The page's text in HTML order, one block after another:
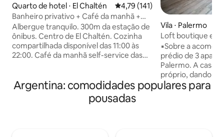
Quarto de hotel ⋅ El Chaltén 4,79 de uma avaliação média de
4,79 (141)
Banheiro privativo + Café da manhã +
Cozinha compartilhada.
Albergue tranquilo. 300m da estação de
ônibus. Centro de El Chaltén. Cozinha
compartilhada disponível das 11:00 às
22:00. Café da manhã self-service das
15h às 22h Checkout às 10h Bolsa de
armazenamento na recepção Grátis
para o dia e até 1 noite. A publicação
Vila ⋅ Palermo
Loft boutique em
▪️Sobre a acomodação:
prédio de 3
Palermo. A casa
próprio, dando
integrada.
viajantes de
Argentina: comodidades populares para
pousadas